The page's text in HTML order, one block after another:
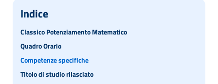
Indice
Classico Potenziamento Matematico
Quadro Orario
Competenze specifiche
Titolo di studio rilasciato